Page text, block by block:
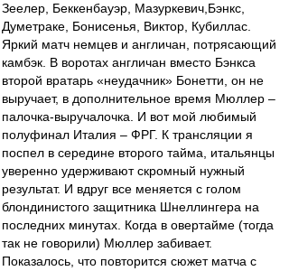
Зеелер, Беккенбауэр, Мазуркевич,Бэнкс,
Думетраке, Бонисенья, Виктор, Кубиллас.
Яркий матч немцев и англичан, потрясающий
камбэк. В воротах англичан вместо Бэнкса
второй вратарь «неудачник» Бонетти, он не
выручает, в дополнительное время Мюллер –
палочка-выручалочка. И вот мой любимый
полуфинал Италия – ФРГ. К трансляции я
поспел в середине второго тайма, итальянцы
уверенно удерживают скромный нужный
результат. И вдруг все меняется с голом
блондинистого защитника Шнеллингера на
последних минутах. Когда в овертайме (тогда
так не говорили) Мюллер забивает.
Показалось, что повторится сюжет матча с